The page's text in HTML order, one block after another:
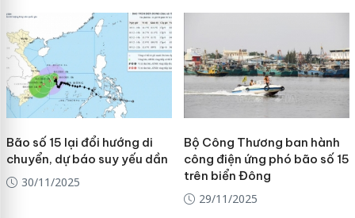
Bão số 15 lại đổi hướng di
chuyển, dự báo suy yếu dần
30/11/2025
Bộ Công Thương ban hành
công điện ứng phó bão số 15
trên biển Đông
29/11/2025